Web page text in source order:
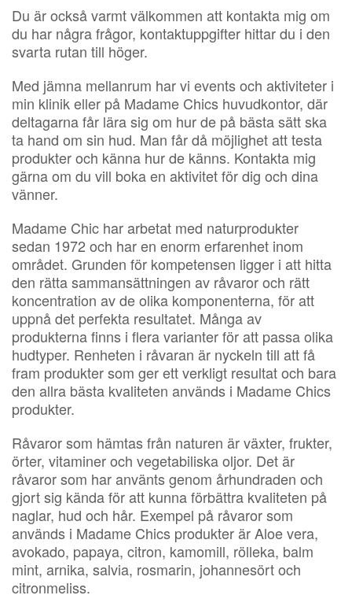
Du är också varmt välkommen att kontakta mig om
du har några frågor, kontaktuppgifter hittar du i den
svarta rutan till höger.
Med jämna mellanrum har vi events och aktiviteter i
min klinik eller på Madame Chics huvudkontor, där
deltagarna får lära sig om hur de på bästa sätt ska
ta hand om sin hud. Man får då möjlighet att testa
produkter och känna hur de känns. Kontakta mig
gärna om du vill boka en aktivitet för dig och dina
vänner.
Madame Chic har arbetat med naturprodukter
sedan 1972 och har en enorm erfarenhet inom
området. Grunden för kompetensen ligger i att hitta
den rätta sammansättningen av råvaror och rätt
koncentration av de olika komponenterna, för att
uppnå det perfekta resultatet. Många av
produkterna finns i flera varianter för att passa olika
hudtyper. Renheten i råvaran är nyckeln till att få
fram produkter som ger ett verkligt resultat och bara
den allra bästa kvaliteten används i Madame Chics
produkter.
Råvaror som hämtas från naturen är växter, frukter,
örter, vitaminer och vegetabiliska oljor. Det är
råvaror som har använts genom århundraden och
gjort sig kända för att kunna förbättra kvaliteten på
naglar, hud och hår. Exempel på råvaror som
används i Madame Chics produkter är Aloe vera,
avokado, papaya, citron, kamomill, rölleka, balm
mint, arnika, salvia, rosmarin, johannesört och
citronmeliss.